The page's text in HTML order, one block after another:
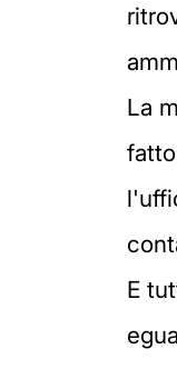
La
E